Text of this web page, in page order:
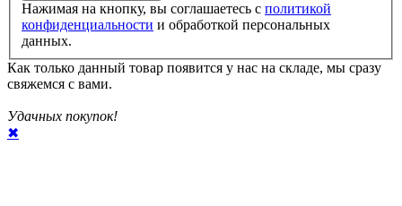
Нажимая на кнопку, вы соглашаетесь с политикой
конфиденциальности
данных.
Как только данный товар появится у нас на складе, мы сразу
свяжемся с вами.
Удачных покупок!
✖